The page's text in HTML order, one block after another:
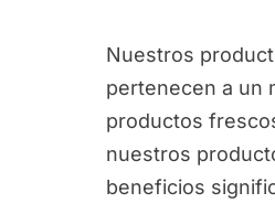
Nuestros
pertenecen a un
productos
nuestros
beneficios